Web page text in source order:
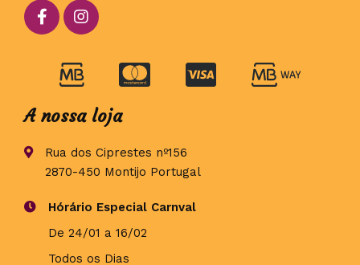
A nossa loja
Rua dos Ciprestes nº156
2870-450 Montijo Portugal
Hórário Especial Carnval
De 24/01 a 16/02
Todos os Dias